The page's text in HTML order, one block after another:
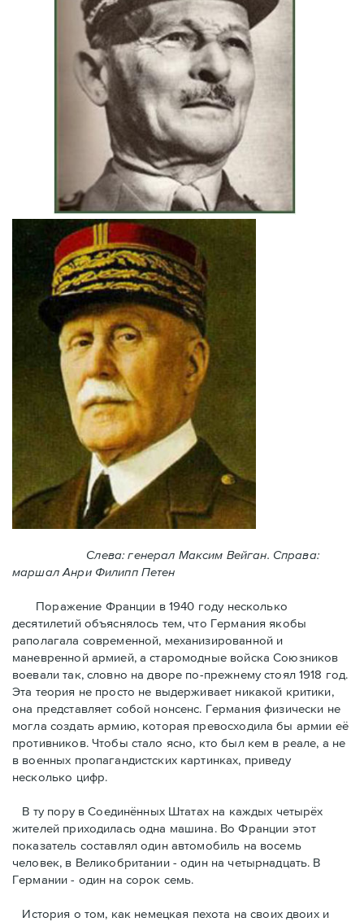
Слева: генерал Максим Вейган. Справа:
маршал Анри Филипп Петен
Поражение Франции в 1940 году несколько
десятилетий объяснялось тем, что Германия якобы
раполагала современной, механизированной и
маневренной армией, а старомодные войска Союзников
воевали так, словно на дворе по-прежнему стоял 1918 год.
Эта теория не просто не выдерживает никакой критики,
она представляет собой нонсенс. Германия физически не
могла создать армию, которая превосходила бы армии её
противников. Чтобы стало ясно, кто был кем в реале, а не
в военных пропагандистских картинках, приведу
несколько цифр.
В ту пору в Соединённых Штатах на каждых четырёх
жителей приходилась одна машина. Во Франции этот
показатель составлял один автомобиль на восемь
человек, в Великобритании - один на четырнадцать. В
Германии - один на сорок семь.
История о том, как немецкая пехота на своих двоих и